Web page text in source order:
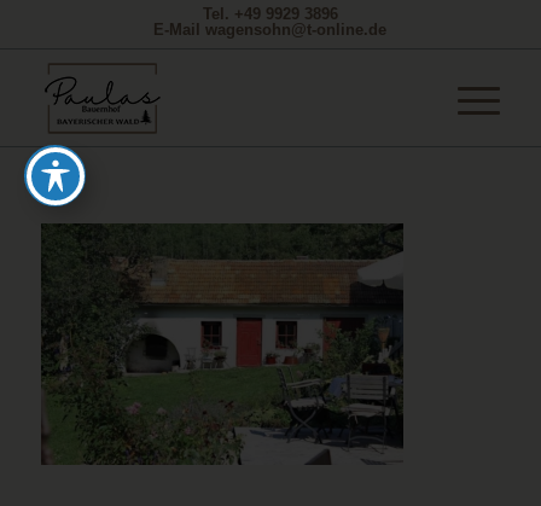
Tel. +49 9929 3896
E-Mail wagensohn@t-online.de